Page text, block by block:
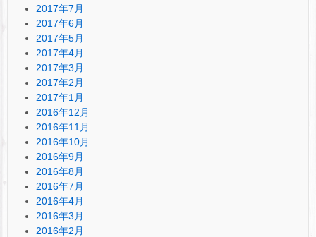
2017年7月
2017年6月
2017年5月
2017年4月
2017年3月
2017年2月
2017年1月
2016年12月
2016年11月
2016年10月
2016年9月
2016年8月
2016年7月
2016年4月
2016年3月
2016年2月